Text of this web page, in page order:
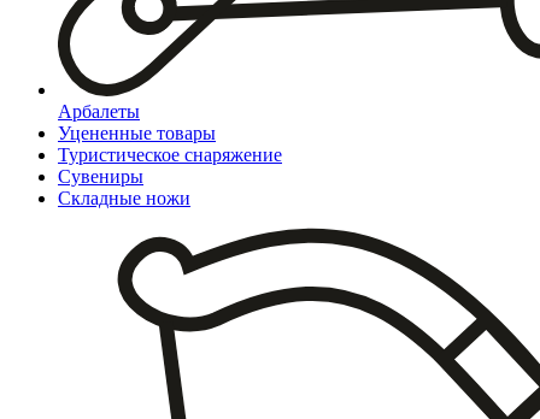
Арбалеты
Уцененные товары
Туристическое снаряжение
Сувениры
Складные ножи